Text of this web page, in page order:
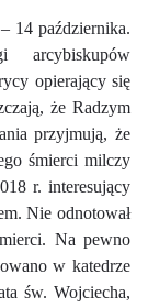
14 października.
opierający się
że Radzym
przyjmują, że
śmierci milczy
r. interesujący
Nie odnotował
Na pewno
w katedrze
św. Wojciecha,